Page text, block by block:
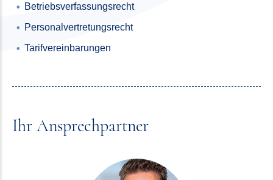
Betriebs­verfassungsrecht
Personal­vertretungsrecht
Tarif­vereinbarungen
Ihr Ansprechpartner